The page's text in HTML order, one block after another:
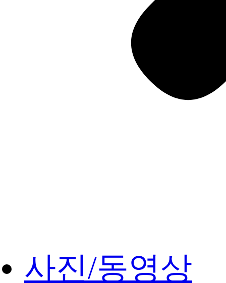
사진/동영상